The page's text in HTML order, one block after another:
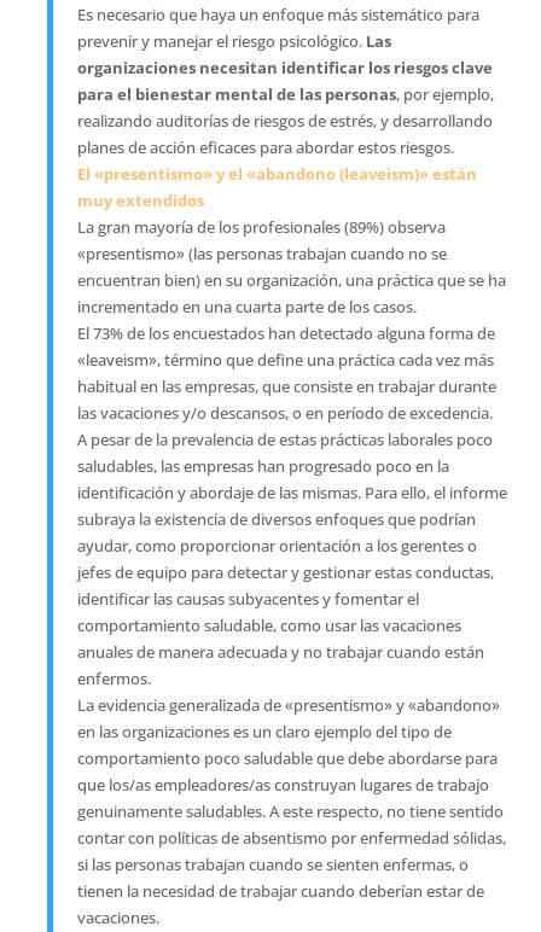
Es necesario que haya un enfoque más sistemático para
prevenir y manejar el riesgo psicológico. Las
organizaciones necesitan identificar los riesgos clave
para el bienestar mental de las personas, por ejemplo,
realizando auditorías de riesgos de estrés, y desarrollando
planes de acción eficaces para abordar estos riesgos.
El «presentismo» y el «abandono (leaveism)» están
muy extendidos
La gran mayoría de los profesionales (89%) observa
«presentismo» (las personas trabajan cuando no se
encuentran bien) en su organización, una práctica que se ha
incrementado en una cuarta parte de los casos.
El 73% de los encuestados han detectado alguna forma de
«leaveism», término que define una práctica cada vez más
habitual en las empresas, que consiste en trabajar durante
las vacaciones y/o descansos, o en período de excedencia.
A pesar de la prevalencia de estas prácticas laborales poco
saludables, las empresas han progresado poco en la
identificación y abordaje de las mismas. Para ello, el informe
subraya la existencia de diversos enfoques que podrían
ayudar, como proporcionar orientación a los gerentes o
jefes de equipo para detectar y gestionar estas conductas,
identificar las causas subyacentes y fomentar el
comportamiento saludable, como usar las vacaciones
anuales de manera adecuada y no trabajar cuando están
enfermos.
La evidencia generalizada de «presentismo» y «abandono»
en las organizaciones es un claro ejemplo del tipo de
comportamiento poco saludable que debe abordarse para
que los/as empleadores/as construyan lugares de trabajo
genuinamente saludables. A este respecto, no tiene sentido
contar con políticas de absentismo por enfermedad sólidas,
si las personas trabajan cuando se sienten enfermas, o
tienen la necesidad de trabajar cuando deberían estar de
vacaciones.